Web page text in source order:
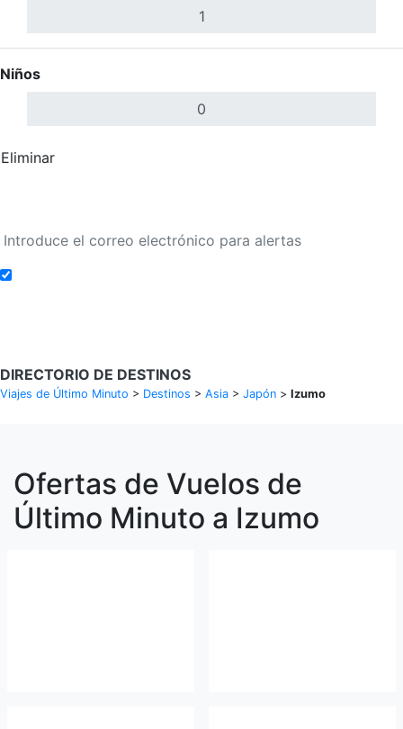
Niños
Eliminar
DIRECTORIO DE DESTINOS
Viajes de Último Minuto > Destinos > Asia > Japón > Izumo
Ofertas de Vuelos de
Último Minuto a Izumo